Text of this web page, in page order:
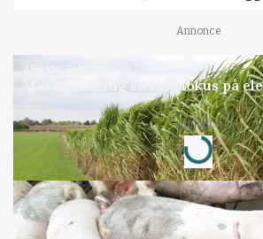
Annonce
ARRANGEMENT
Markvandring sætter fokus på
Annonce
Loading...